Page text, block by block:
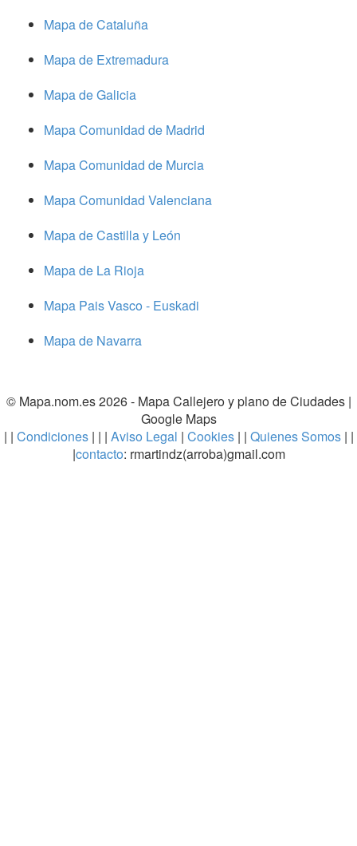
Mapa de Cataluña
Mapa de Extremadura
Mapa de Galicia
Mapa Comunidad de Madrid
Mapa Comunidad de Murcia
Mapa Comunidad Valenciana
Mapa de Castilla y León
Mapa de La Rioja
Mapa Pais Vasco - Euskadi
Mapa de Navarra
© Mapa.nom.es 2026 - Mapa Callejero y plano de Ciudades|
Google Maps
| | Condiciones| | | Aviso Legal | Cookies | | Quienes Somos | |
|contacto: rmartindz(arroba)gmail.com